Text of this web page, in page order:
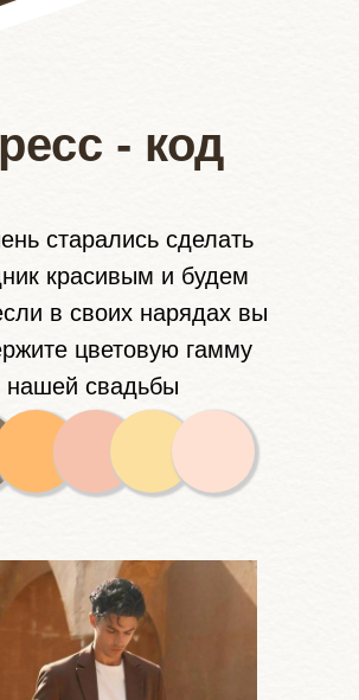
- код
старались сделать
красивым и будем
в своих нарядах вы
цветовую гамму
нашей свадьбы